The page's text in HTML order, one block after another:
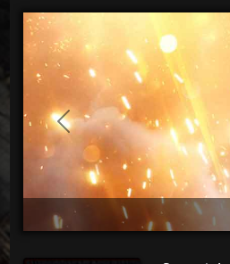
Previous